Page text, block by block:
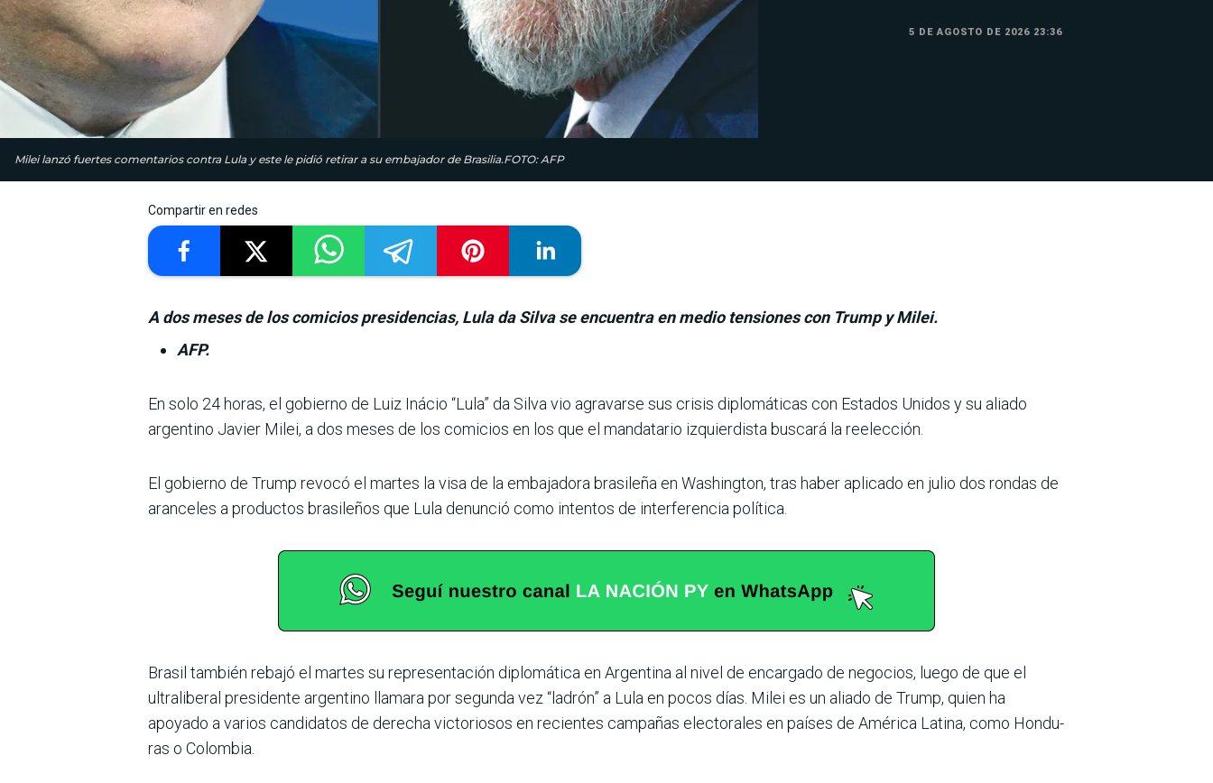
Milei lanzó fuertes comentarios contra Lula y este le pidió retirar a su embajador de Brasilia.FOTO: AFP
5 DE AGOSTO DE 2026 23:36
Compartir en redes
A dos meses de los comicios presidencias, Lula da Silva se encuentra en medio tensiones con Trump y Milei.
AFP.
En solo 24 horas, el gobierno de Luiz Iná­cio “Lula” da Silva vio agravarse sus crisis diplomá­ticas con Estados Unidos y su aliado
argentino Javier Milei, a dos meses de los comicios en los que el mandatario izquier­dista buscará la reelección.
El gobierno de Trump revocó el martes la visa de la embaja­dora brasileña en Washington, tras haber aplicado en julio dos rondas de
aranceles a produc­tos brasileños que Lula denun­ció como intentos de interfe­rencia política.
Brasil también rebajó el mar­tes su representación diplo­mática en Argentina al nivel de encargado de negocios, luego de que el
ultraliberal presi­dente argentino llamara por segunda vez “ladrón” a Lula en pocos días. Milei es un aliado de Trump, quien ha
apoyado a varios candidatos de derecha victoriosos en recientes cam­pañas electorales en países de América Latina, como Hondu­
ras o Colombia.